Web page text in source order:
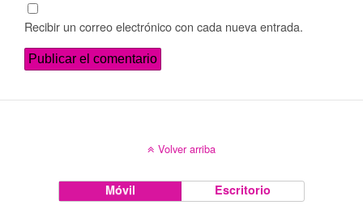
Recibir un correo electrónico con cada nueva entrada.
Volver arriba
Móvil Escritorio